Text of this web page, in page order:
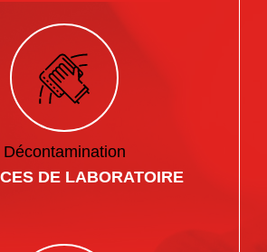
Décontamination
DE LABORATOIRE